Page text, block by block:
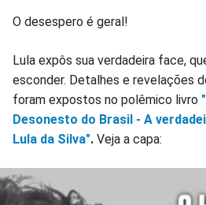
O desespero é geral!
Lula expôs sua verdadeira face,
esconder. Detalhes e revelações
foram expostos no polêmico livro
Desonesto do Brasil - A
Lula da Silva". Veja a capa: